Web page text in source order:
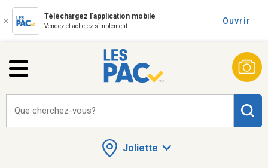
Téléchargez l'application mobile
Vendez et achetez simplement
Ouvrir
Joliette
Que cherchez-vous?